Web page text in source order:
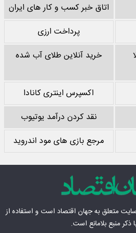
اتاق خبر کسب و کار های ایران
پرداخت ارزی
خرید آنلاین طلای آب شده
اکسپرس اینتری کانادا
نقد کردن درآمد یوتیوب
مرجع بازی های مود اندروید
متعلق بهجهان اقتصاد است و استفاده از
ذکر منبع بلامانع است.